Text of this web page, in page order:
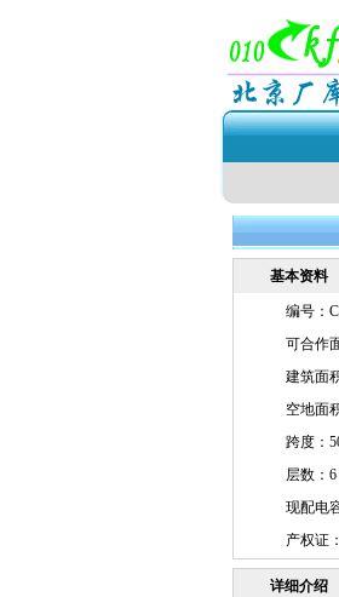
基本资料
编号：
可合作
建筑面
空地面
跨度：
层数：6
现配电
产权证
详细介绍